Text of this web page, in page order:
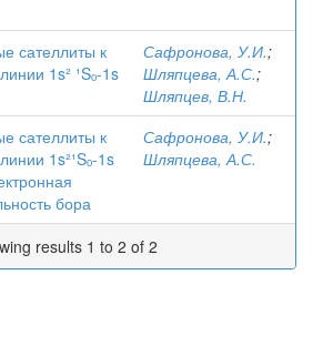
сателлиты к
1s² ¹Sₒ-1s
Сафронова, У.И.;
Шляпцева, А.С.;
Шляпцев, В.Н.
сателлиты к
1s²¹Sₒ-1s
бора
Сафронова, У.И.;
Шляпцева, А.С.
results 1 to 2 of 2